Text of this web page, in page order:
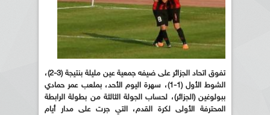
تفوق اتحاد الجزائر على ضيفه جمعية عين مليلة بنتيجة (3-2)،
الشوط الأول (1-1)، سهرة اليوم الأحد، بملعب عمر حمادي
ببولوغين (الجزائر)، لحساب الجولة الثالثة من بطولة الرابطة
المحترفة الأولى لكرة القدم، التي جرت على مدار أيام